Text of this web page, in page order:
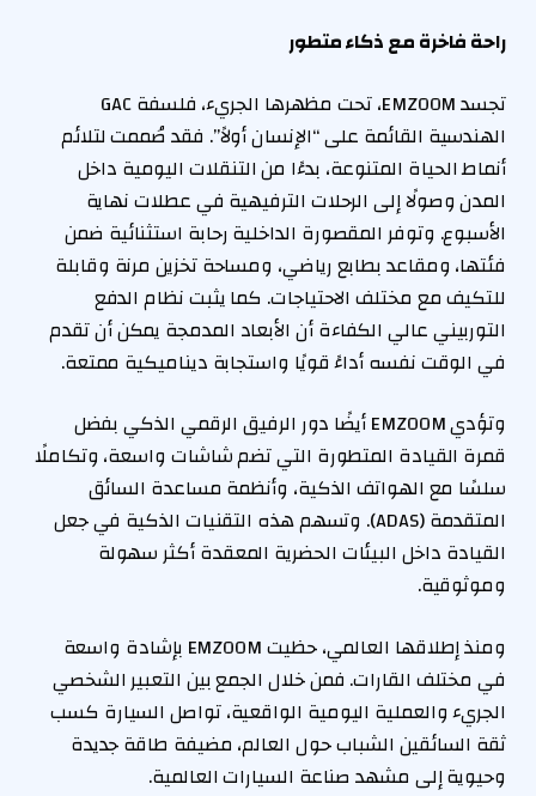
راحة فاخرة مع ذكاء متطور
تجسد EMZOOM، تحت مظهرها الجريء، فلسفة GAC
الهندسية القائمة على “الإنسان أولاً”. فقد صُممت لتلائم
أنماط الحياة المتنوعة، بدءًا من التنقلات اليومية داخل
المدن وصولًا إلى الرحلات الترفيهية في عطلات نهاية
الأسبوع. وتوفر المقصورة الداخلية رحابة استثنائية ضمن
فئتها، ومقاعد بطابع رياضي، ومساحة تخزين مرنة وقابلة
للتكيف مع مختلف الاحتياجات. كما يثبت نظام الدفع
التوربيني عالي الكفاءة أن الأبعاد المدمجة يمكن أن تقدم
في الوقت نفسه أداءً قويًا واستجابة ديناميكية ممتعة.
وتؤدي EMZOOM أيضًا دور الرفيق الرقمي الذكي بفضل
قمرة القيادة المتطورة التي تضم شاشات واسعة، وتكاملًا
سلسًا مع الهواتف الذكية، وأنظمة مساعدة السائق
المتقدمة (ADAS). وتسهم هذه التقنيات الذكية في جعل
القيادة داخل البيئات الحضرية المعقدة أكثر سهولة
وموثوقية.
ومنذ إطلاقها العالمي، حظيت EMZOOM بإشادة واسعة
في مختلف القارات. فمن خلال الجمع بين التعبير الشخصي
الجريء والعملية اليومية الواقعية، تواصل السيارة كسب
ثقة السائقين الشباب حول العالم، مضيفة طاقة جديدة
وحيوية إلى مشهد صناعة السيارات العالمية.